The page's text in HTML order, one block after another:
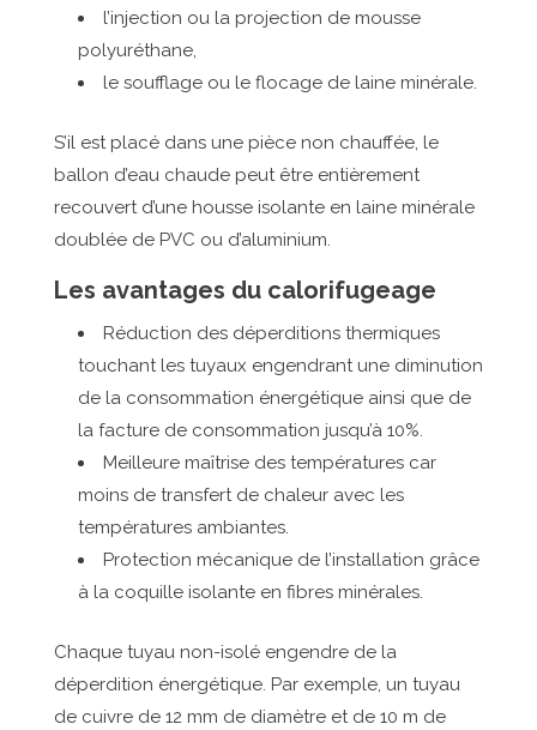
l’injection ou la projection de mousse
polyuréthane,
le soufflage ou le flocage de laine minérale.
S’il est placé dans une pièce non chauffée, le
ballon d’eau chaude peut être entièrement
recouvert d’une housse isolante en laine minérale
doublée de PVC ou d’aluminium.
Les avantages du calorifugeage
Réduction des déperditions thermiques
touchant les tuyaux engendrant une diminution
de la consommation énergétique ainsi que de
la facture de consommation jusqu’à 10%.
Meilleure maîtrise des températures car
moins de transfert de chaleur avec les
températures ambiantes.
Protection mécanique de l’installation grâce
à la coquille isolante en fibres minérales.
Chaque tuyau non-isolé engendre de la
déperdition énergétique. Par exemple, un tuyau
de cuivre de 12 mm de diamètre et de 10 m de